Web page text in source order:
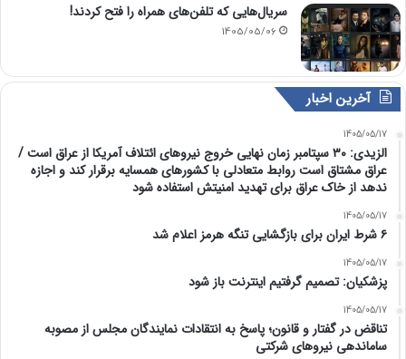
سریال‌هایی که تلفن‌های همراه را فتح کردند!
1405/05/06
آخرین اخبار
1405/05/17
الزیدی: ۳۰ سپتامبر زمان نهایی خروج نیروهای ائتلاف آمریکا از عراق است /
عراق مشتاق است روابط متعادلی با کشورهای همسایه برقرار کند و اجازه
ندهد از خاک عراق برای تهدید امنیتش استفاده شود
1405/05/17
۶ شرط ایران برای بازگشایی تنگه هرمز اعلام شد
1405/05/17
پزشکیان: تصمیم گرفتیم اینترنت باز شود
1405/05/17
تناقض در گفتار و قانون؛ پاسخ به انتقادات نمایندگان مجلس از مصوبه
ساماندهی نیروهای شرکتی